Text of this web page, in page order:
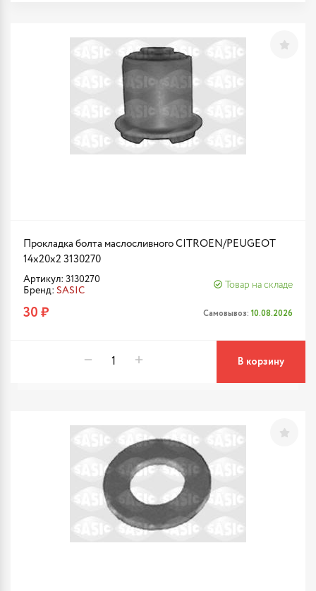
Прокладка болта маслосливного CITROEN/PEUGEOT
14x20x2 3130270
Артикул: 3130270
Бренд: SASIC
Товар на складе
30 ₽ Самовывоз: 10.08.2026
В корзину